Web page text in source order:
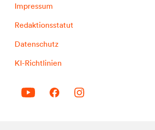
Impressum
Redaktionsstatut
Datenschutz
KI-Richtlinien